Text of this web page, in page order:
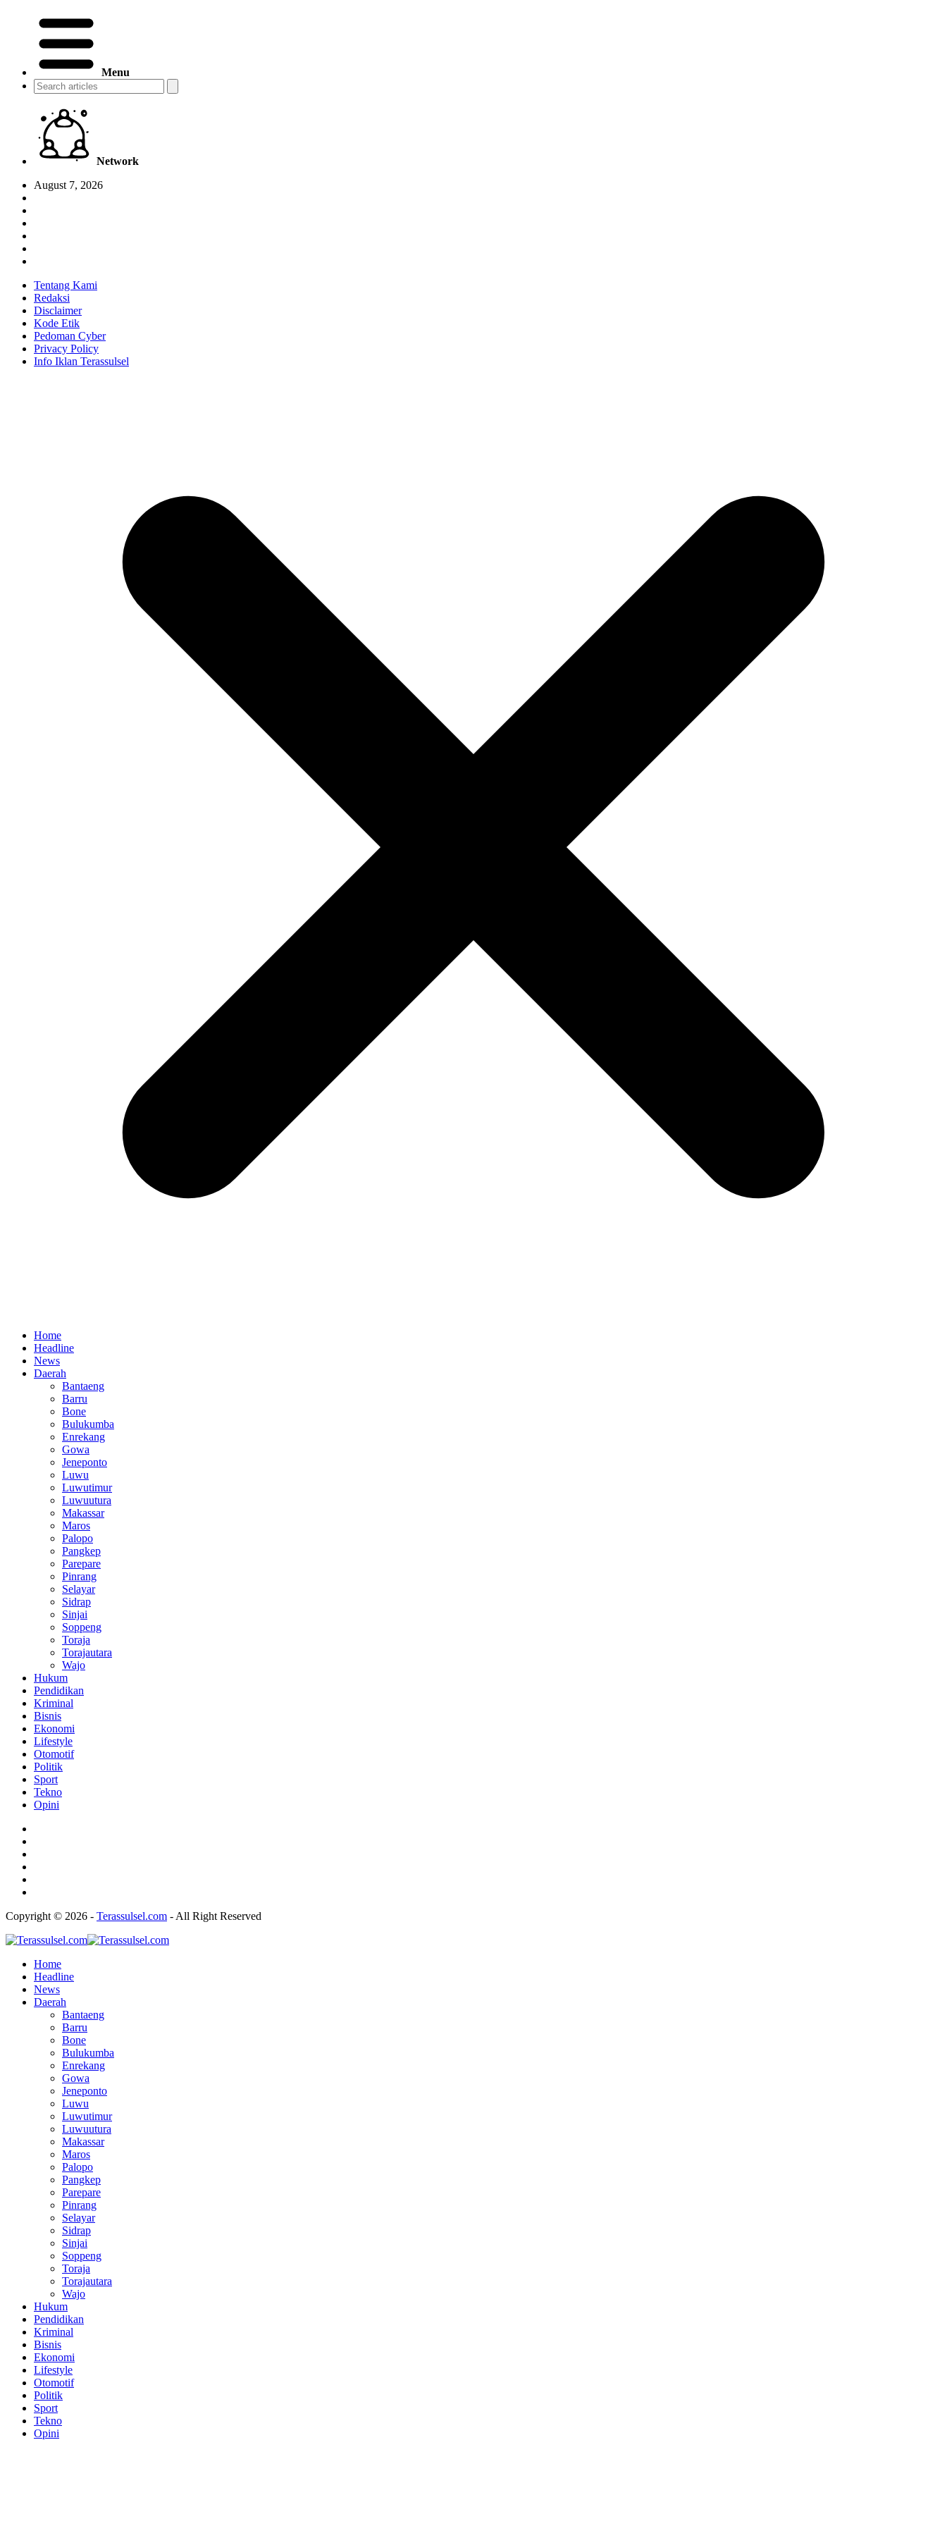
Menu
Network
August 7, 2026
Tentang Kami
Redaksi
Disclaimer
Kode Etik
Pedoman Cyber
Privacy Policy
Info Iklan Terassulsel
Home
Headline
News
Daerah
Bantaeng
Barru
Bone
Bulukumba
Enrekang
Gowa
Jeneponto
Luwu
Luwutimur
Luwuutura
Makassar
Maros
Palopo
Pangkep
Parepare
Pinrang
Selayar
Sidrap
Sinjai
Soppeng
Toraja
Torajautara
Wajo
Hukum
Pendidikan
Kriminal
Bisnis
Ekonomi
Lifestyle
Otomotif
Politik
Sport
Tekno
Opini
Copyright © 2026 - Terassulsel.com - All Right Reserved
Home
Headline
News
Daerah
Bantaeng
Barru
Bone
Bulukumba
Enrekang
Gowa
Jeneponto
Luwu
Luwutimur
Luwuutura
Makassar
Maros
Palopo
Pangkep
Parepare
Pinrang
Selayar
Sidrap
Sinjai
Soppeng
Toraja
Torajautara
Wajo
Hukum
Pendidikan
Kriminal
Bisnis
Ekonomi
Lifestyle
Otomotif
Politik
Sport
Tekno
Opini